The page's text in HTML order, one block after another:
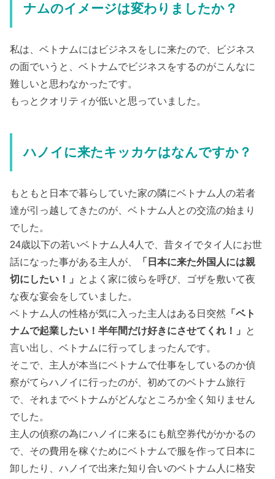
ナムのイメージは変わりましたか？
私は、ベトナムにはビジネスをしに来たので、ビジネス
の面でいうと、ベトナムでビジネスをするのがこんなに
難しいと思わなかったです。
もっとクオリティが低いと思っていました。
ハノイに来たキッカケはなんですか？
もともと日本で暮らしていた家の隣にベトナム人の若者
達が引っ越してきたのが、ベトナム人との交流の始まり
でした。
24歳以下の若いベトナム人4人で、昔タイでタイ人にお世
話になった事がある主人が、
「日本に来た外国人には親
切にしたい！」 とよく家に彼らを呼び、ゴザを敷いて夜
な夜な宴会をしていました。
ベトナム人の性格が気に入った主人はある日突然 「ベト
ナムで起業したい！半年間だけ好きにさせてくれ！」 と
言い出し、ベトナムに行ってしまったんです。
そこで、主人が本当にベトナムで仕事をしているのか偵
察がてらハノイに行ったのが、初めてのベトナム旅行
で、それまでベトナムがどんなところか全く知りません
でした。
主人の偵察の為にハノイに来るにも航空券代がかかるの
で、その費用を稼ぐためにベトナムで服を作って日本に
卸したり、ハノイで出来た知り合いのベトナム人に格安